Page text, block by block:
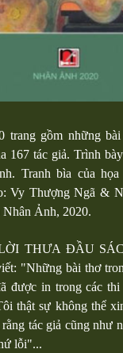
trang gồm những
167 tác giả. Trình
Tranh bìa của
Vy Thượng Ngã &
Nhân Ảnh, 2020.
THƯA ĐẦU
"Những bài thơ
được in trong các thi
thật sự không thể
tác giả cũng như
lỗi"...